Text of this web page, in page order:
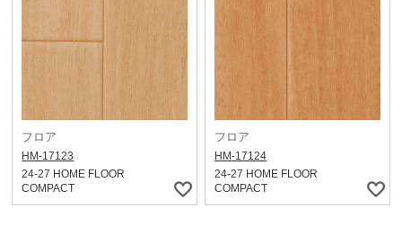
フロア
HM-17123
24-27 HOME FLOOR
COMPACT
フロア
HM-17124
24-27 HOME FLOOR
COMPACT